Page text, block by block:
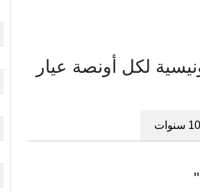
لكل أونصة عيار
10 سنوات